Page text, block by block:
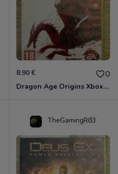
8.90 € 0
Dragon Age Origins Xbox 360
TheGamingR83